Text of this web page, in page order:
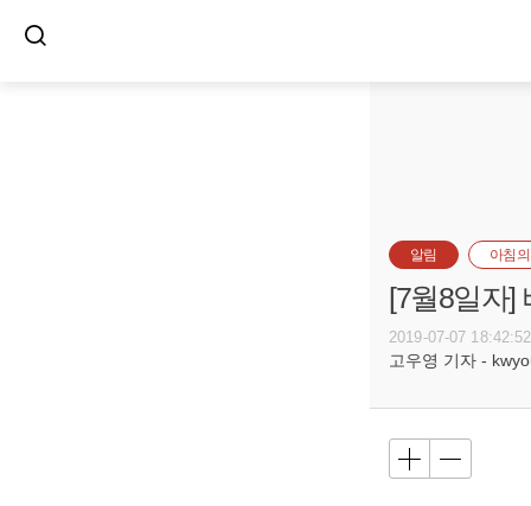
알림 아침
[7월8일자]
2019-07-07 18:42:52
고우영 기자 -